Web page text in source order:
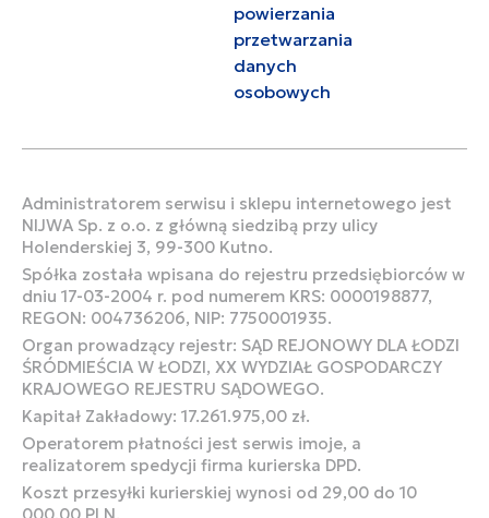
powierzania
przetwarzania
danych
osobowych
Administratorem serwisu i sklepu internetowego jest
NIJWA Sp. z o.o. z główną siedzibą przy ulicy
Holenderskiej 3, 99-300 Kutno.
Spółka została wpisana do rejestru przedsiębiorców w
dniu 17-03-2004 r. pod numerem KRS: 0000198877,
REGON: 004736206, NIP: 7750001935.
Organ prowadzący rejestr: SĄD REJONOWY DLA ŁODZI
ŚRÓDMIEŚCIA W ŁODZI, XX WYDZIAŁ GOSPODARCZY
KRAJOWEGO REJESTRU SĄDOWEGO.
Kapitał Zakładowy: 17.261.975,00 zł.
Operatorem płatności jest serwis imoje, a
realizatorem spedycji firma kurierska DPD.
Koszt przesyłki kurierskiej wynosi od 29,00 do 10